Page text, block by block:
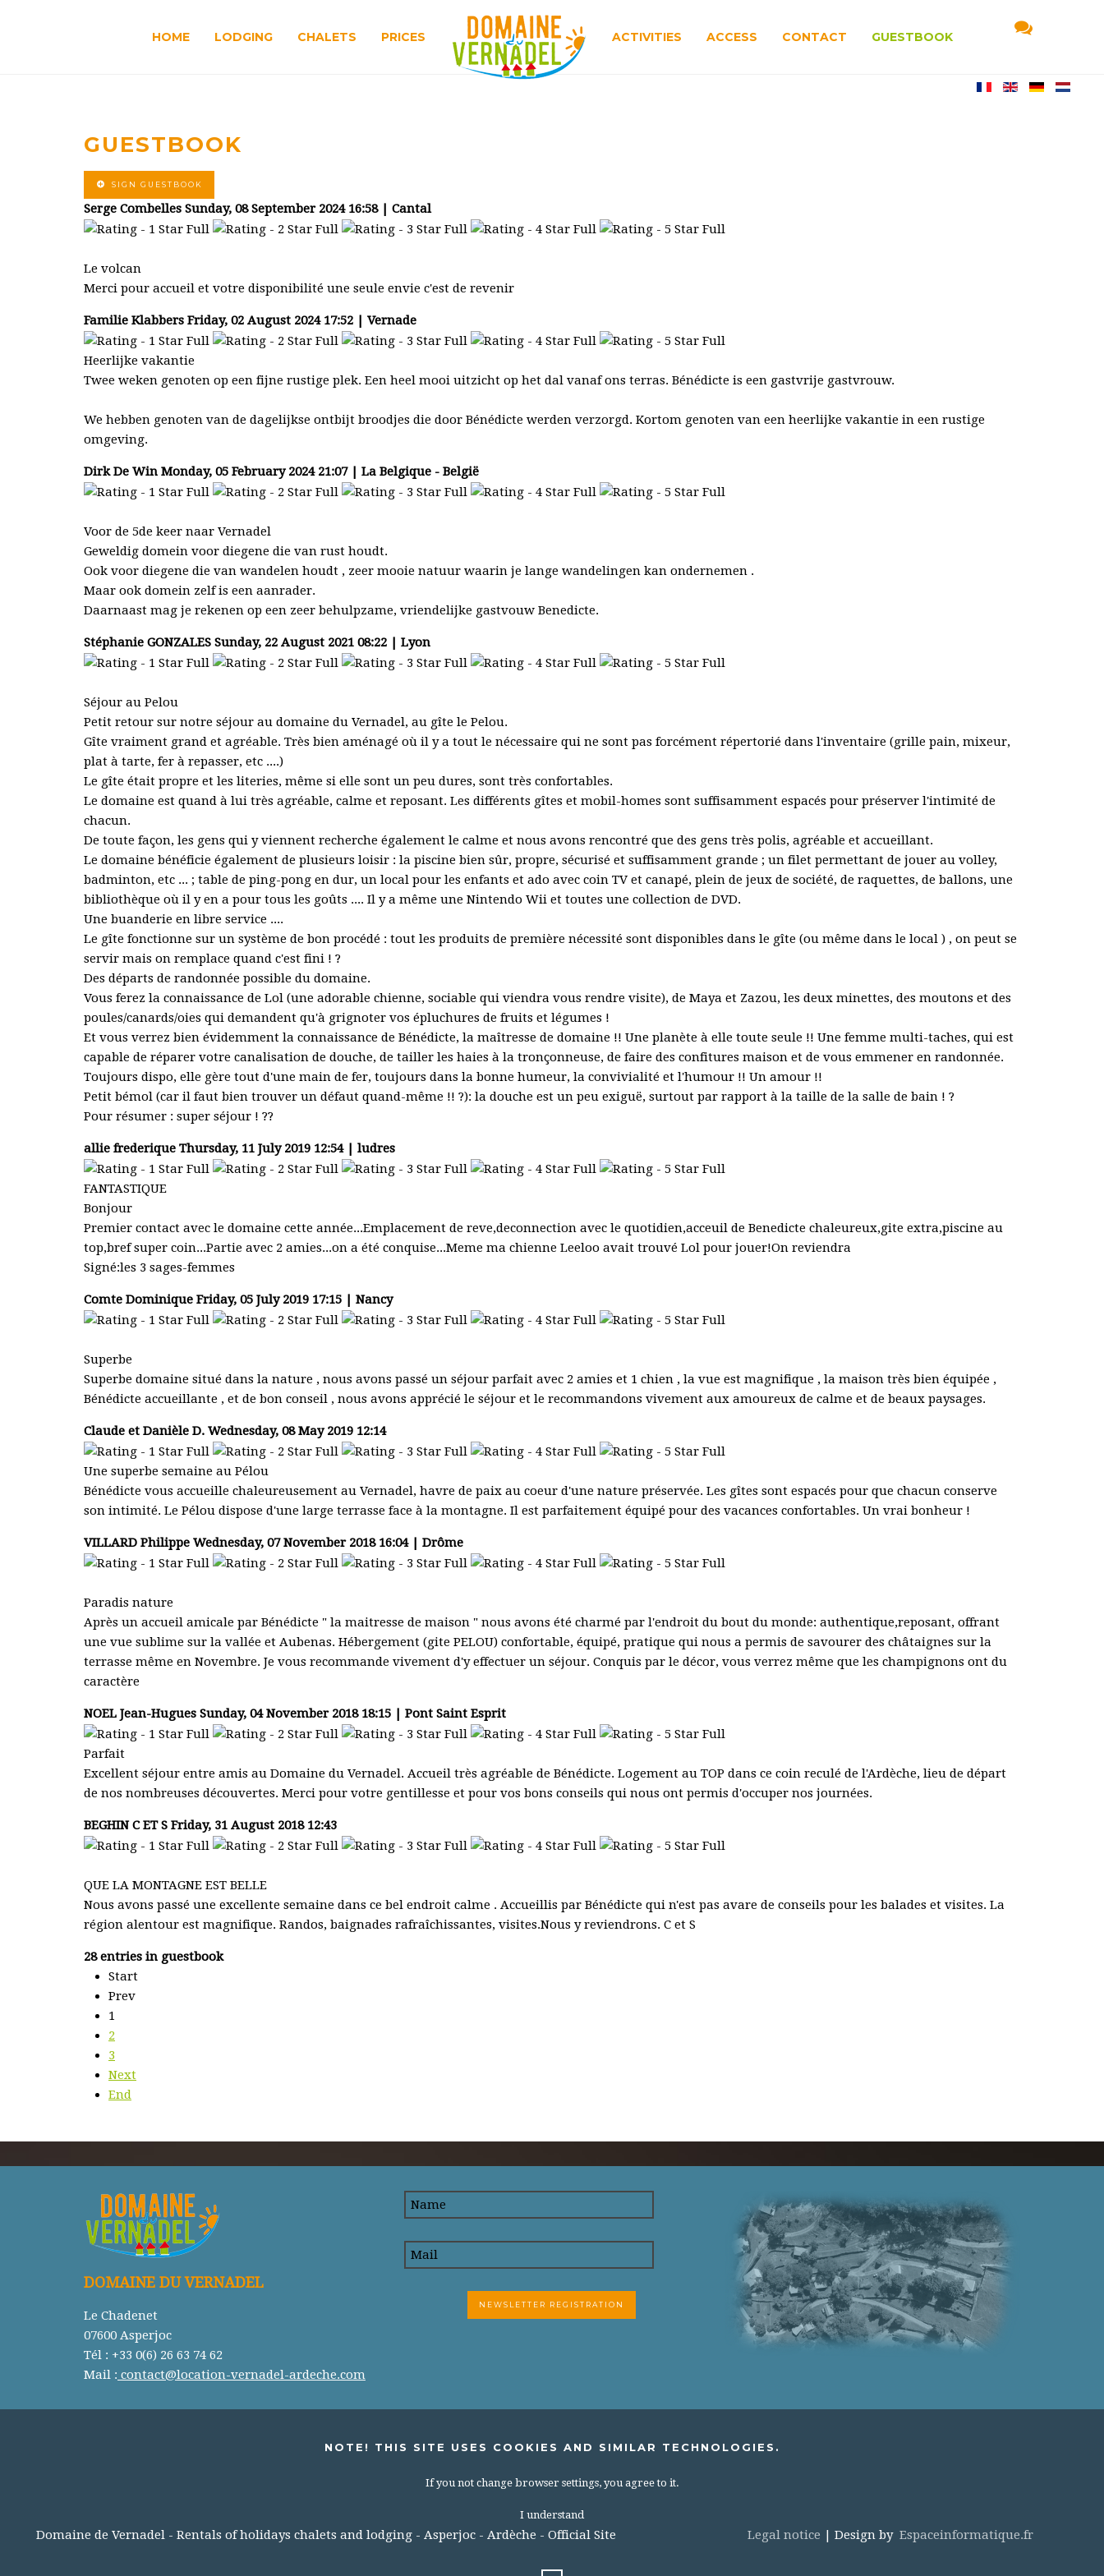
HOME LODGING CHALETS PRICES ACTIVITIES ACCESS CONTACT GUESTBOOK
GUESTBOOK
SIGN GUESTBOOK
Serge Combelles Sunday, 08 September 2024 16:58 | Cantal
Le volcan
Merci pour accueil et votre disponibilité une seule envie c'est de revenir
Familie Klabbers Friday, 02 August 2024 17:52 | Vernade
Heerlijke vakantie
Twee weken genoten op een fijne rustige plek. Een heel mooi uitzicht op het dal vanaf ons terras. Bénédicte is een gastvrije gastvrouw.
We hebben genoten van de dagelijkse ontbijt broodjes die door Bénédicte werden verzorgd. Kortom genoten van een heerlijke vakantie in een rustige
omgeving.
Dirk De Win Monday, 05 February 2024 21:07 | La Belgique - België
Voor de 5de keer naar Vernadel
Geweldig domein voor diegene die van rust houdt.
Ook voor diegene die van wandelen houdt , zeer mooie natuur waarin je lange wandelingen kan ondernemen .
Maar ook domein zelf is een aanrader.
Daarnaast mag je rekenen op een zeer behulpzame, vriendelijke gastvouw Benedicte.
Stéphanie GONZALES Sunday, 22 August 2021 08:22 | Lyon
Séjour au Pelou
Petit retour sur notre séjour au domaine du Vernadel, au gîte le Pelou.
Gîte vraiment grand et agréable. Très bien aménagé où il y a tout le nécessaire qui ne sont pas forcément répertorié dans l'inventaire (grille pain, mixeur,
plat à tarte, fer à repasser, etc ....)
Le gîte était propre et les literies, même si elle sont un peu dures, sont très confortables.
Le domaine est quand à lui très agréable, calme et reposant. Les différents gîtes et mobil-homes sont suffisamment espacés pour préserver l'intimité de
chacun.
De toute façon, les gens qui y viennent recherche également le calme et nous avons rencontré que des gens très polis, agréable et accueillant.
Le domaine bénéficie également de plusieurs loisir : la piscine bien sûr, propre, sécurisé et suffisamment grande ; un filet permettant de jouer au volley,
badminton, etc ... ; table de ping-pong en dur, un local pour les enfants et ado avec coin TV et canapé, plein de jeux de société, de raquettes, de ballons, une
bibliothèque où il y en a pour tous les goûts .... Il y a même une Nintendo Wii et toutes une collection de DVD.
Une buanderie en libre service ....
Le gîte fonctionne sur un système de bon procédé : tout les produits de première nécessité sont disponibles dans le gîte (ou même dans le local ) , on peut se
servir mais on remplace quand c'est fini ! ?
Des départs de randonnée possible du domaine.
Vous ferez la connaissance de Lol (une adorable chienne, sociable qui viendra vous rendre visite), de Maya et Zazou, les deux minettes, des moutons et des
poules/canards/oies qui demandent qu'à grignoter vos épluchures de fruits et légumes !
Et vous verrez bien évidemment la connaissance de Bénédicte, la maîtresse de domaine !! Une planète à elle toute seule !! Une femme multi-taches, qui est
capable de réparer votre canalisation de douche, de tailler les haies à la tronçonneuse, de faire des confitures maison et de vous emmener en randonnée.
Toujours dispo, elle gère tout d'une main de fer, toujours dans la bonne humeur, la convivialité et l'humour !! Un amour !!
Petit bémol (car il faut bien trouver un défaut quand-même !! ?): la douche est un peu exiguë, surtout par rapport à la taille de la salle de bain ! ?
Pour résumer : super séjour ! ??
allie frederique Thursday, 11 July 2019 12:54 | ludres
FANTASTIQUE
Bonjour
Premier contact avec le domaine cette année...Emplacement de reve,deconnection avec le quotidien,acceuil de Benedicte chaleureux,gite extra,piscine au
top,bref super coin...Partie avec 2 amies...on a été conquise...Meme ma chienne Leeloo avait trouvé Lol pour jouer!On reviendra
Signé:les 3 sages-femmes
Comte Dominique Friday, 05 July 2019 17:15 | Nancy
Superbe
Superbe domaine situé dans la nature , nous avons passé un séjour parfait avec 2 amies et 1 chien , la vue est magnifique , la maison très bien équipée ,
Bénédicte accueillante , et de bon conseil , nous avons apprécié le séjour et le recommandons vivement aux amoureux de calme et de beaux paysages.
Claude et Danièle D. Wednesday, 08 May 2019 12:14
Une superbe semaine au Pélou
Bénédicte vous accueille chaleureusement au Vernadel, havre de paix au coeur d'une nature préservée. Les gîtes sont espacés pour que chacun conserve
son intimité. Le Pélou dispose d'une large terrasse face à la montagne. Il est parfaitement équipé pour des vacances confortables. Un vrai bonheur !
VILLARD Philippe Wednesday, 07 November 2018 16:04 | Drôme
Paradis nature
Après un accueil amicale par Bénédicte " la maitresse de maison " nous avons été charmé par l'endroit du bout du monde: authentique,reposant, offrant
une vue sublime sur la vallée et Aubenas. Hébergement (gite PELOU) confortable, équipé, pratique qui nous a permis de savourer des châtaignes sur la
terrasse même en Novembre. Je vous recommande vivement d'y effectuer un séjour. Conquis par le décor, vous verrez même que les champignons ont du
caractère
NOEL Jean-Hugues Sunday, 04 November 2018 18:15 | Pont Saint Esprit
Parfait
Excellent séjour entre amis au Domaine du Vernadel. Accueil très agréable de Bénédicte. Logement au TOP dans ce coin reculé de l'Ardèche, lieu de départ
de nos nombreuses découvertes. Merci pour votre gentillesse et pour vos bons conseils qui nous ont permis d'occuper nos journées.
BEGHIN C ET S Friday, 31 August 2018 12:43
QUE LA MONTAGNE EST BELLE
Nous avons passé une excellente semaine dans ce bel endroit calme . Accueillis par Bénédicte qui n'est pas avare de conseils pour les balades et visites. La
région alentour est magnifique. Randos, baignades rafraîchissantes, visites.Nous y reviendrons. C et S
28 entries in guestbook
Start
Prev
1
2
3
Next
End
DOMAINE DU VERNADEL
Le Chadenet
07600 Asperjoc
Tél : +33 0(6) 26 63 74 62
Mail : contact@location-vernadel-ardeche.com
NOTE! THIS SITE USES COOKIES AND SIMILAR TECHNOLOGIES.
If you not change browser settings, you agree to it.
I understand
Domaine de Vernadel - Rentals of holidays chalets and lodging - Asperjoc - Ardèche - Official Site Legal notice | Design byEspaceinformatique.fr